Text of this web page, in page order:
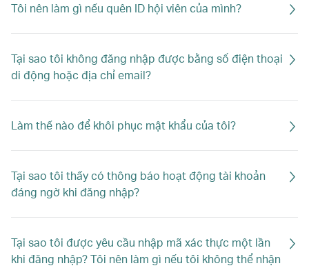
Tôi nên làm gì nếu quên ID hội viên của mình?
Tại sao tôi không đăng nhập được bằng số điện thoại
di động hoặc địa chỉ email?
Làm thế nào để khôi phục mật khẩu của tôi?
Tại sao tôi thấy có thông báo hoạt động tài khoản
đáng ngờ khi đăng nhập?
Tại sao tôi được yêu cầu nhập mã xác thực một lần
khi đăng nhập? Tôi nên làm gì nếu tôi không thể nhận